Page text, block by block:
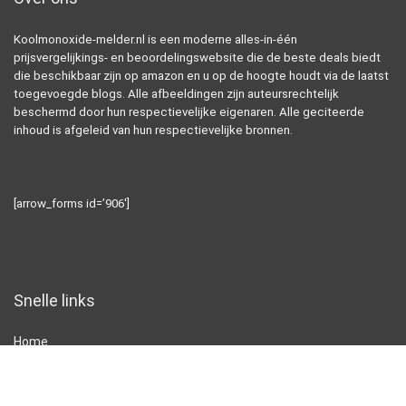
Koolmonoxide-melder.nl is een moderne alles-in-één
prijsvergelijkings- en beoordelingswebsite die de beste deals biedt
die beschikbaar zijn op amazon en u op de hoogte houdt via de laatst
toegevoegde blogs. Alle afbeeldingen zijn auteursrechtelijk
beschermd door hun respectievelijke eigenaren. Alle geciteerde
inhoud is afgeleid van hun respectievelijke bronnen.
[arrow_forms id=’906′]
Snelle links
Home